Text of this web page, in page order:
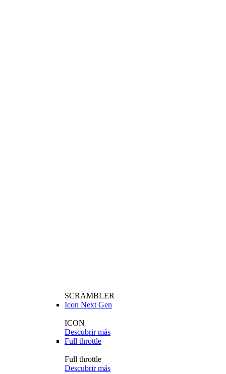
SCRAMBLER
Icon Next Gen
ICON
Descubrir más
Full throttle
Full throttle
Descubrir más